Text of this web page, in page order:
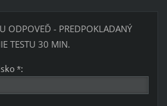
ODPOVEĎ - PREDPOKLADANÝ
TESTU 30 MIN.
*: